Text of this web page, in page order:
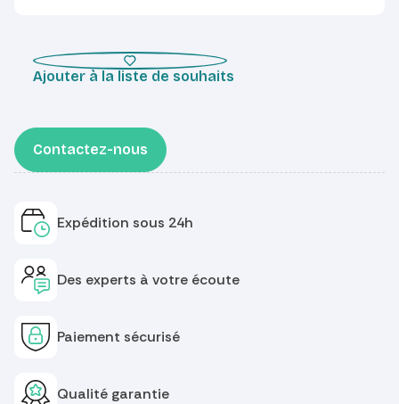
Ajouter à la liste de souhaits
Contactez-nous
Expédition sous 24h
Des experts à votre écoute
Paiement sécurisé
Qualité garantie